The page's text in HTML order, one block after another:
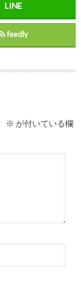
feedly
※ が付いている欄